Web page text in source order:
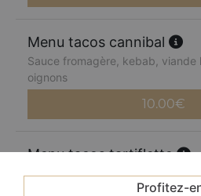
Menu tacos cannibal
Sauce fromagère, kebab, viande
oignons
10.00€
Menu tacos tartiflette
Sauce fromagère, oignons,
Profitez-